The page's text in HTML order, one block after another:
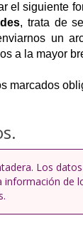
el siguiente
, trata de
un
a la mayor
marcados
Los